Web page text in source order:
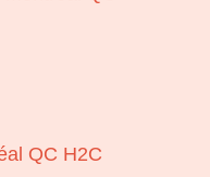
QC H2C